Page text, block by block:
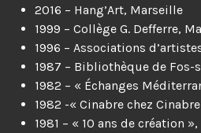
2016 – Hang’Art, Marseille
1999 – Collège G. Defferre,
1996 – Associations
1987 – Bibliothèque de Fos-
1982 – « Échanges
1982 -« Cinabre chez
1981 – « 10 ans de création